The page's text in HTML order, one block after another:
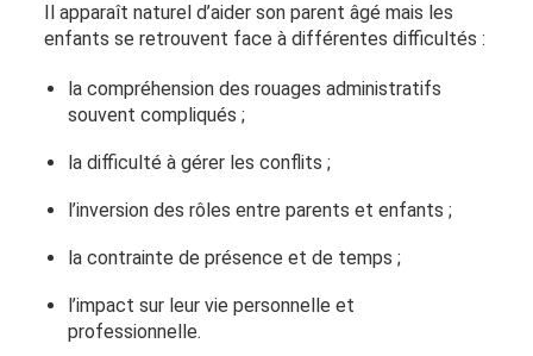
Il apparaît naturel d’aider son parent âgé mais les
enfants se retrouvent face à différentes difficultés :
la compréhension des rouages administratifs
souvent compliqués ;
la difficulté à gérer les conflits ;
l’inversion des rôles entre parents et enfants ;
la contrainte de présence et de temps ;
l’impact sur leur vie personnelle et
professionnelle.